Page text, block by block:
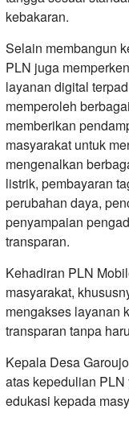
kebakaran.
Selain membangun
PLN juga
layanan digital
memperoleh
memberikan
masyarakat untuk
mengenalkan
listrik, pembayaran
perubahan daya,
penyampaian
transparan.
Kehadiran PLN
masyarakat,
mengakses layanan
transparan tanpa
Kepala Desa
atas kepedulian
edukasi kepada